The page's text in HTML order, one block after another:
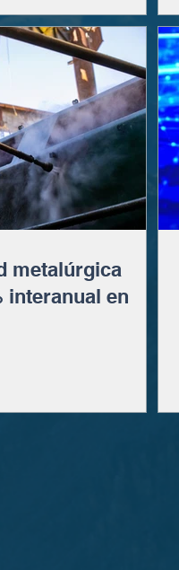
metalúrgica
interanual en